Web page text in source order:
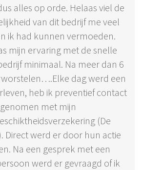
alles op orde. Helaas viel de
van dit bedrijf me veel
ik had kunnen vermoeden.
mijn ervaring met de snelle
minimaal. Na meer dan 6
dag werd een
heb ik preventief contact
met mijn
(De
Direct werd er door hun actie
Na een gesprek met een
werd er gevraagd of ik